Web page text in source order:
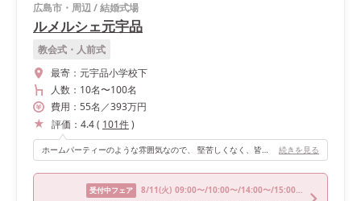
広島市・周辺/結婚式場
ルメルシェ元宇品
教会式・人前式
最寄： 元宇品小学校下
人数： 10名〜100名
費用： 55名 ／393万円
評価： 4.4( 101件)
ホームパーティーのような雰囲気なので、 堅苦しくなく、皆が楽しめる会場だと思います。 続きを見る
受付中フェア 8/11(火) 09:00〜/10:00〜/14:00〜/15:00〜/16:00〜